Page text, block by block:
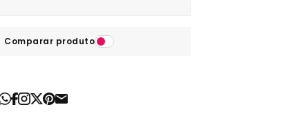
Comparar produto